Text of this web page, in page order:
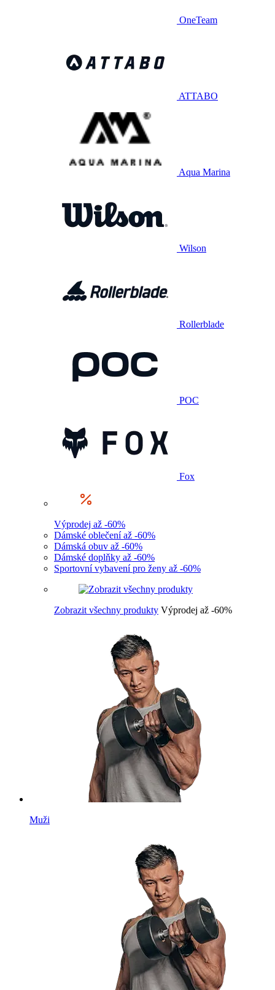
OneTeam
ATTABO
Aqua Marina
Wilson
Rollerblade
POC
Fox
Výprodej až -60%
Dámské oblečení až -60%
Dámská obuv až -60%
Dámské doplňky až -60%
Sportovní vybavení pro ženy až -60%
Zobrazit všechny produkty Výprodej až -60%
Muži